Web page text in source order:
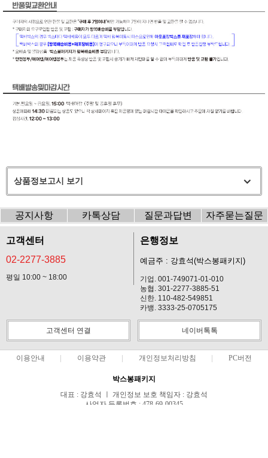
상품정보고시 보기
공지사항 카톡상담 질문과답변 자주묻는질문
고객센터
02-2277-3885
평일 10:00 ~ 18:00
은행정보
예금주 : 강효석(박스봉패키지)
기업. 001-749071-01-010
농협. 301-2277-3885-51
신한. 110-482-549851
카뱅. 3333-25-0705175
고객센터 연결 네이버톡톡
이용안내 이용약관 개인정보처리방침 PC버전
박스봉패키지
대표 : 강효석 ㅣ 개인정보 보호 책임자 : 강효석
사업자 등록번호 : 478-69-00345